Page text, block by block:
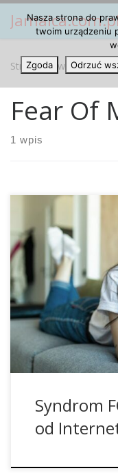
Przejdź do treści
Strona główna » Fear
Fear Of
1 wpis
W Jaki Sposób
Przed Pominięciem
Dla niektórych osób
momencie wymyka
pominięciem może
ostatnie badania.
Syndrom
od
Nasza strona do
twoim urządzeniu
Zgoda
Odrzuć